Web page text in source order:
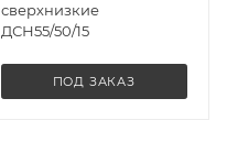
сверхнизкие
ДСН55/50/15
ПОД ЗАКАЗ